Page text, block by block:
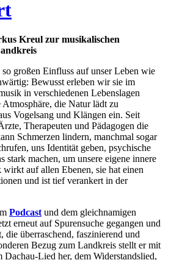
Kreul zur musikalischen
großen Einfluss auf unser Leben wie
Bewusst erleben wir sie im
in verschiedenen Lebenslagen
Atmosphäre, die Natur lädt zu
Vogelsang und Klängen ein. Seit
Therapeuten und Pädagogen die
Schmerzen lindern, manchmal sogar
uns Identität geben, psychische
stark machen, um unsere eigene innere
auf allen Ebenen, sie hat einen
und ist tief verankert in der
Podcast und dem gleichnamigen
erneut auf Spurensuche gegangen und
die überraschend, faszinierend und
Bezug zum Landkreis stellt er mit
Dachau-Lied her, dem Widerstandslied,